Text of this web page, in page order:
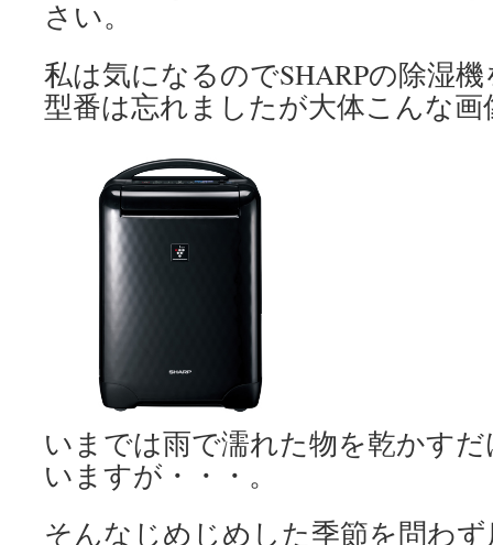
さい。
私は気になるのでSHARPの除湿
型番は忘れましたが大体こんな
いまでは雨で濡れた物を乾かす
いますが・・・。
そんなじめじめした季節を問わ